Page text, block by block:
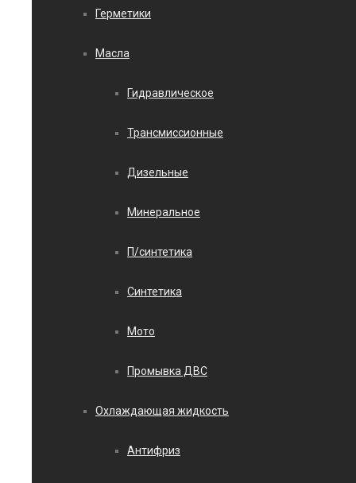
Герметики
Масла
Гидравлическое
Трансмиссионные
Дизельные
Минеральное
П/синтетика
Синтетика
Мото
Промывка ДВС
Охлаждающая жидкость
Антифриз